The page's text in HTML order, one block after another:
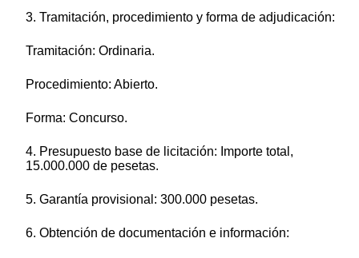
3. Tramitación, procedimiento y forma de adjudicación:
Tramitación: Ordinaria.
Procedimiento: Abierto.
Forma: Concurso.
4. Presupuesto base de licitación: Importe total,
15.000.000 de pesetas.
5. Garantía provisional: 300.000 pesetas.
6. Obtención de documentación e información: